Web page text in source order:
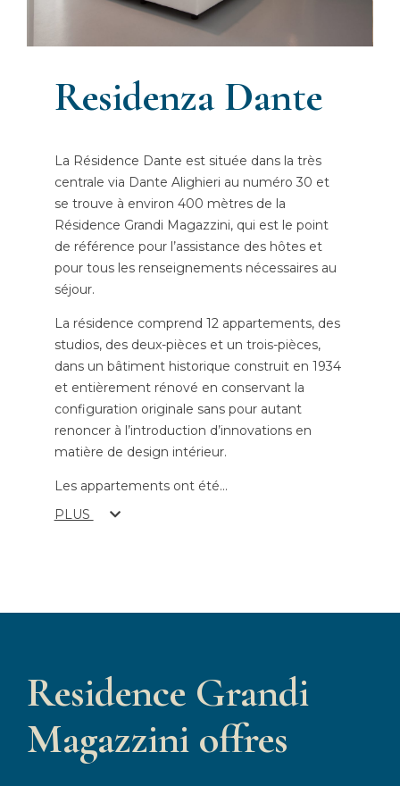
Residenza Dante
La Résidence Dante est située dans la très
centrale via Dante Alighieri au numéro 30 et
se trouve à environ 400 mètres de la
Résidence Grandi Magazzini, qui est le point
de référence pour l’assistance des hôtes et
pour tous les renseignements nécessaires au
séjour.
La résidence comprend 12 appartements, des
studios, des deux-pièces et un trois-pièces,
dans un bâtiment historique construit en 1934
et entièrement rénové en conservant la
configuration originale sans pour autant
renoncer à l’introduction d’innovations en
matière de design intérieur.
Les appartements ont été...
PLUS
Residence Grandi
Magazzini offres